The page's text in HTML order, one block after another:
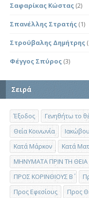
Σαφαρίκας Κώστας (2)
Σπανέλλης Στρατής (1)
Στρούβαλης Δημήτρης
Φέγγος Σπύρος (3)
Σειρά
Έξοδος Γενηθήτω το
Θεία Κοινωνία
Ιακώβου
Κατά Μάρκον
Κατά
ΜΗΝΥΜΑΤΑ ΠΡΙΝ ΤΗ ΘΕΙΑ
ΠΡΟΣ ΚΟΡΙΝΘΙΟΥΣ Β΄
Προς Εφεσίους
Προς